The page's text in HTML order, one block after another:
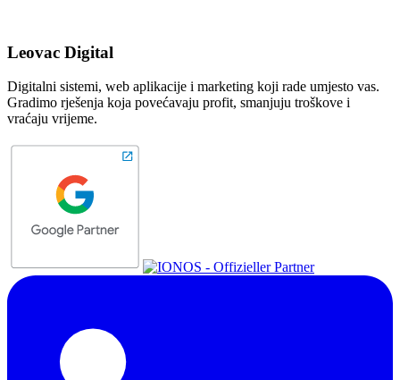
Leovac Digital
Digitalni sistemi, web aplikacije i marketing koji rade umjesto vas.
Gradimo rješenja koja povećavaju profit, smanjuju troškove i
vraćaju vrijeme.